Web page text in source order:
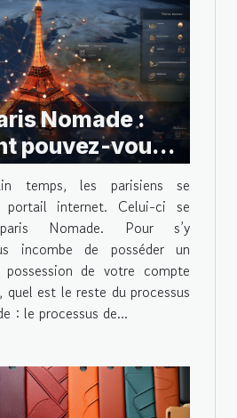
Nomade :
pouvez-vous
connecter ?
temps, les parisiens se
internet. Celui-ci se
Nomade. Pour s’y
incombe de posséder un
de votre compte
quel est le reste du processus
: le processus de...